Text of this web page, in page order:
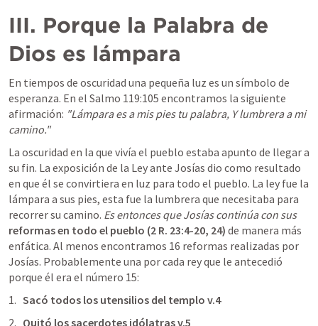
III. Porque la Palabra de
Dios es lámpara
En tiempos de oscuridad una pequeña luz es un símbolo de
esperanza. En el Salmo 119:105 encontramos la siguiente
afirmación: "Lámpara es a mis pies tu palabra, Y lumbrera a mi
camino."
La oscuridad en la que vivía el pueblo estaba apunto de llegar a
su fin. La exposición de la Ley ante Josías dio como resultado
en que él se convirtiera en luz para todo el pueblo. La ley fue la
lámpara a sus pies, esta fue la lumbrera que necesitaba para
recorrer su camino. Es entonces que Josías continúa con sus
reformas en todo el pueblo (2 R. 23:4-20, 24) de manera más
enfática. Al menos encontramos 16 reformas realizadas por
Josías. Probablemente una por cada rey que le antecedió
porque él era el número 15:
Sacó todos los utensilios del templo v.4
Quitó los sacerdotes idólatras v.5